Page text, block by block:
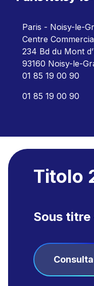
Paris - Noisy-le-
Centre
234 Bd du Mont
93160 Noisy-le-
01 85 19 00 90
01 85 19 00 90
Titolo
Sous titre